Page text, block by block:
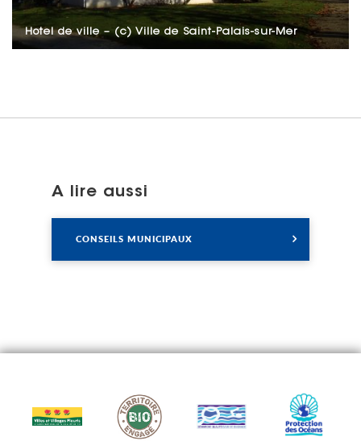
Hotel de ville – (c) Ville de Saint-Palais-sur-Mer
A lire aussi
CONSEILS MUNICIPAUX